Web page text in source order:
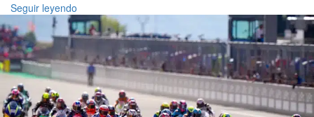
Seguir leyendo